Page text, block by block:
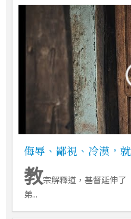
侮辱、鄙視、冷漠，
教宗解釋道，基督延伸了
弟...